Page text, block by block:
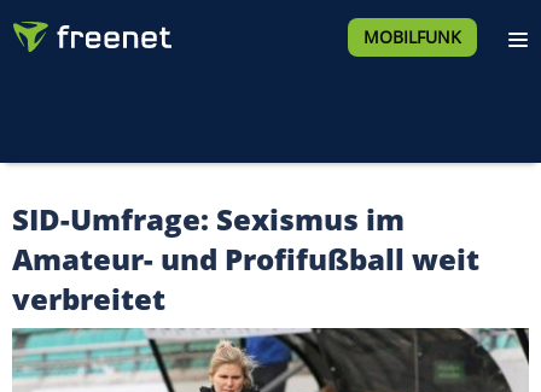
MOBILFUNK
SID-Umfrage: Sexismus im
Amateur- und Profifußball weit
verbreitet